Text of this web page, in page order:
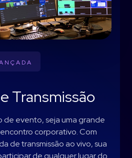
Transmissão
evento, seja uma grande
corporativo. Com
de transmissão ao vivo, sua
de qualquer lugar do